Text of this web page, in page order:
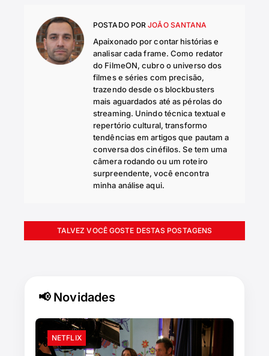
POSTADO POR JOÃO SANTANA
Apaixonado por contar histórias e
analisar cada frame. Como redator
do FilmeON, cubro o universo dos
filmes e séries com precisão,
trazendo desde os blockbusters
mais aguardados até as pérolas do
streaming. Unindo técnica textual e
repertório cultural, transformo
tendências em artigos que pautam a
conversa dos cinéfilos. Se tem uma
câmera rodando ou um roteiro
surpreendente, você encontra
minha análise aqui.
TALVEZ VOCÊ GOSTE DESTAS POSTAGENS
📢 Novidades
NETFLIX